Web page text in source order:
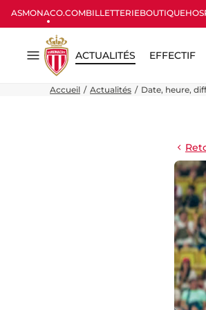
ASMONACO.COMBILLETTERIEBOUTIQUE
Menu
ACTUALITÉS EFFECTIF
Accueil Actualités Date, heure,